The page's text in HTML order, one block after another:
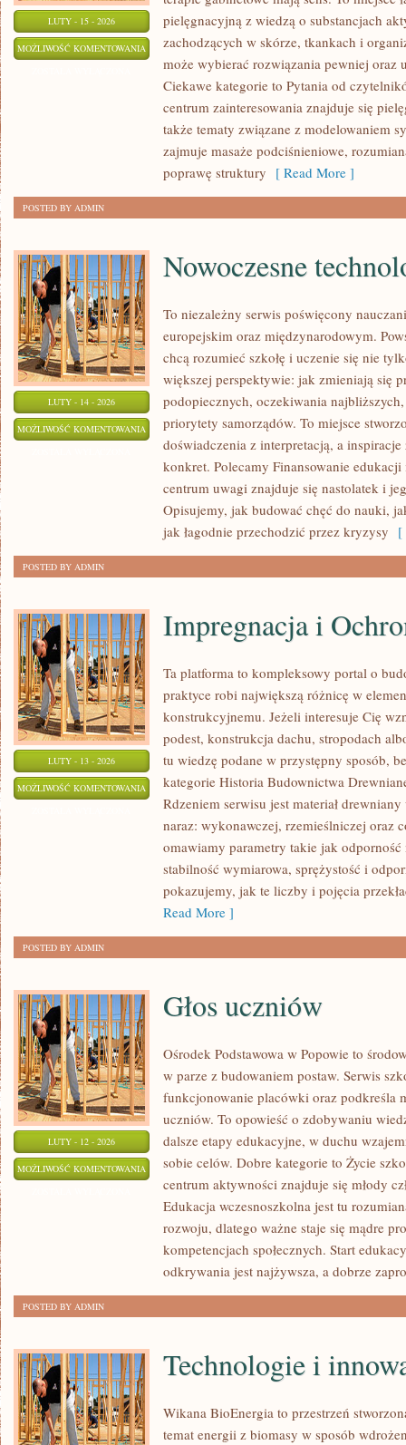
LUTY - 15 - 2026
MOŻLIWOŚĆ KOMENTOWANIA TESTY
PORÓWNAWCZE
RANKINGI
pielęgnacyjną z wiedzą o substancjach
zachodzących w skórze, tkankach i
może wybierać rozwiązania pewniej oraz
Ciekawe kategorie to Pytania od
centrum zainteresowania znajduje się
także tematy związane z modelowaniem
zajmuje masaże podciśnieniowe,
poprawę struktury [ Read More ]
POSTED BY ADMIN
LUTY - 14 - 2026
MOŻLIWOŚĆ KOMENTOWANIA NOWOCZESNE
TECHNOLOGIE
EDUKACJI
Nowoczesne
To niezależny serwis poświęcony
europejskim oraz międzynarodowym.
chcą rozumieć szkołę i uczenie się nie
większej perspektywie: jak zmieniają się
podopiecznych, oczekiwania
priorytety samorządów. To miejsce
doświadczenia z interpretacją, a
konkret. Polecamy Finansowanie
centrum uwagi znajduje się nastolatek i
Opisujemy, jak budować chęć do nauki,
jak łagodnie przechodzić przez kryzysy [
POSTED BY ADMIN
LUTY - 13 - 2026
MOŻLIWOŚĆ KOMENTOWANIA IMPREGNACJA
OCHRONA
DREWNA
Impregnacja i
Ta platforma to kompleksowy portal o
praktyce robi największą różnicę w
konstrukcyjnemu. Jeżeli interesuje Cię
podest, konstrukcja dachu, stropodach
tu wiedzę podane w przystępny sposób,
kategorie Historia Budownictwa
Rdzeniem serwisu jest materiał
naraz: wykonawczej, rzemieślniczej oraz
omawiamy parametry takie jak
stabilność wymiarowa, sprężystość i
pokazujemy, jak te liczby i pojęcia
Read More ]
POSTED BY ADMIN
LUTY - 12 - 2026
MOŻLIWOŚĆ KOMENTOWANIA GŁOS
UCZNIÓW
Głos uczniów
Ośrodek Podstawowa w Popowie to
w parze z budowaniem postaw. Serwis
funkcjonowanie placówki oraz podkreśla
uczniów. To opowieść o zdobywaniu
dalsze etapy edukacyjne, w duchu
sobie celów. Dobre kategorie to Życie
centrum aktywności znajduje się młody
Edukacja wczesnoszkolna jest tu
rozwoju, dlatego ważne staje się mądre
kompetencjach społecznych. Start
odkrywania jest najżywsza, a dobrze
POSTED BY ADMIN
Technologie i
Wikana BioEnergia to przestrzeń
temat energii z biomasy w sposób